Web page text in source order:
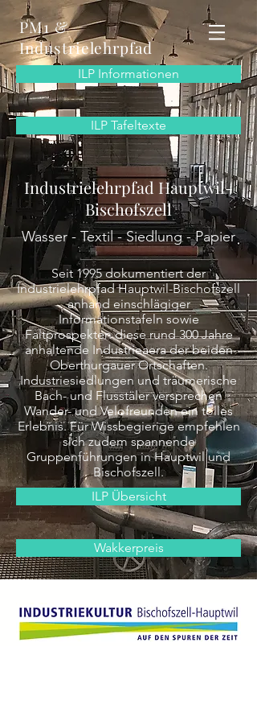
PM1 &
Industrielehrpfad
ILP Informationen
ILP Tafeltexte
Industrielehrpfad Hauptwil-
Bischofszell
Wasser - Textil - Siedlung - Papier
Seit 1995 dokumentiert der
Industrielehrpfad Hauptwil-Bischofszell
anhand einschlägiger
Informationstafeln sowie
Faltprospekten diese rund 300 Jahre
anhaltende Industrieaera der beiden
Oberthurgauer Ortschaften.
Industriesiedlungen und träumerische
Bach- und Flusstäler versprechen
Wander- und Velofreunden ein tolles
Erlebnis. Für Wissbegierige empfehlen
sich zudem spannende
Gruppenführungen in Hauptwil und
Bischofszell.
ILP Übersicht
Wakkerpreis